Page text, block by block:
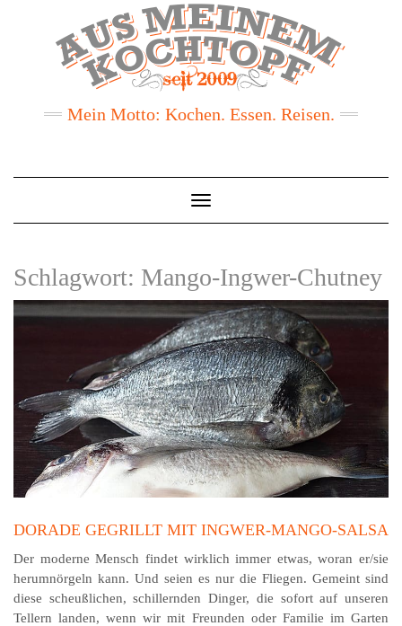
Mein Motto: Kochen. Essen. Reisen.
Toggle
Navigation
Schlagwort: Mango-Ingwer-Chutney
DORADE GEGRILLT MIT INGWER-MANGO-SALSA
Der moderne Mensch findet wirklich immer etwas, woran er/sie
herumnörgeln kann. Und seien es nur die Fliegen. Gemeint sind
diese scheußlichen, schillernden Dinger, die sofort auf unseren
Tellern landen, wenn wir mit Freunden oder Familie im Garten